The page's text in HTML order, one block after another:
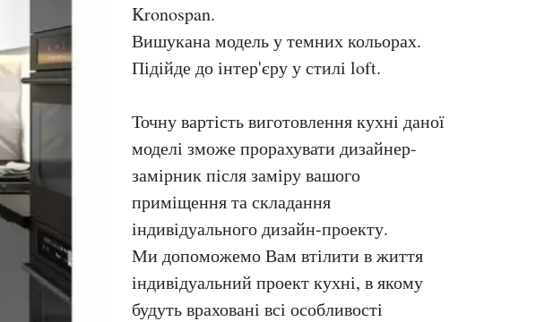
Kronospan.
Вишукана модель у темних кольорах.
Підійде до інтер'єру у стилі loft.
Точну вартість виготовлення кухні даної
моделі зможе прорахувати дизайнер-
замірник після заміру вашого
приміщення та складання
індивідуального дизайн-проекту.
Ми допоможемо Вам втілити в життя
індивідуальний проект кухні, в якому
будуть враховані всі особливості